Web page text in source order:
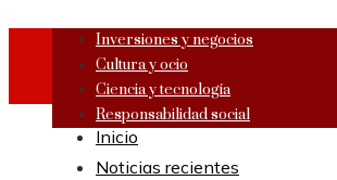
Inversiones y negocios
Cultura y ocio
Ciencia y tecnología
Responsabilidad social
Inicio
Noticias recientes